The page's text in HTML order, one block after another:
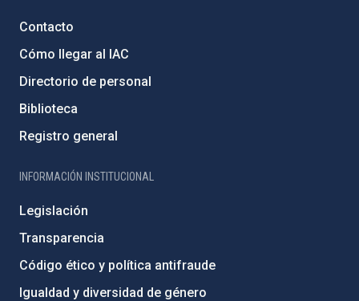
Contacto
Cómo llegar al IAC
Directorio de personal
Biblioteca
Registro general
INFORMACIÓN INSTITUCIONAL
Legislación
Transparencia
Código ético y política antifraude
Igualdad y diversidad de género